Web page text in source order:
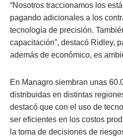
“Nosotros traccionamos los
pagando adicionales a los
tecnología de precisión.
capacitación”, destacó Ridley,
además de económico, es
En Managro siembran unas
distribuidas en distintas
destacó que con el uso de
ser eficientes en los costos
la toma de decisiones de